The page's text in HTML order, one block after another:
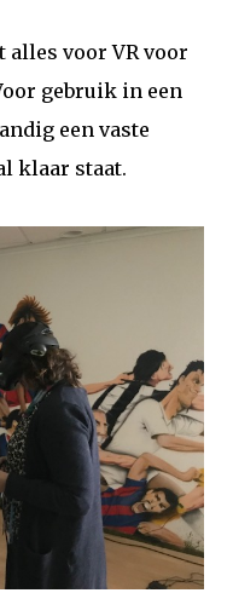
alles voor VR voor
gebruik in een
een vaste
klaar staat.